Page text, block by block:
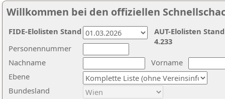
Willkommen bei den offiziellen
Nachname
Vorname
Ebene
Personennummer
Bundesland
AUT-Elolisten
4.233
FIDE-Elolisten Stand